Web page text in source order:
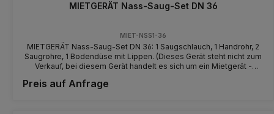
MIETGERÄT Nass-Saug-Set DN 36
MIET-NSS1-36
MIETGERÄT Nass-Saug-Set DN 36: 1 Saugschlauch, 1 Handrohr, 2
Saugrohre, 1 Bodendüse mit Lippen. (Dieses Gerät steht nicht zum
Verkauf, bei diesem Gerät handelt es sich um ein Mietgerät -
Bedienung vertraut)
Preis auf Anfrage